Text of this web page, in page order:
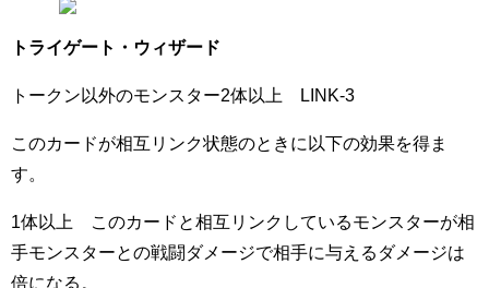
トライゲート・ウィザード
トークン以外のモンスター2体以上 LINK-3
このカードが相互リンク状態のときに以下の効果を得ま
す。
1体以上 このカードと相互リンクしているモンスターが相
手モンスターとの戦闘ダメージで相手に与えるダメージは
倍になる。